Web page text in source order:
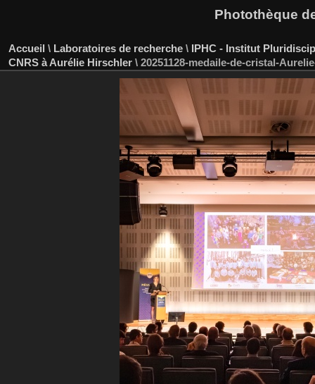
Photothèque
Accueil \ Laboratoires de recherche \ IPHC - Institut
CNRS à Aurélie Hirschler \ 20251128-medaile-de-cristal-